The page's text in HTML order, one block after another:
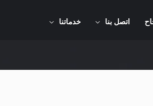
اتصل بنا خدماتنا